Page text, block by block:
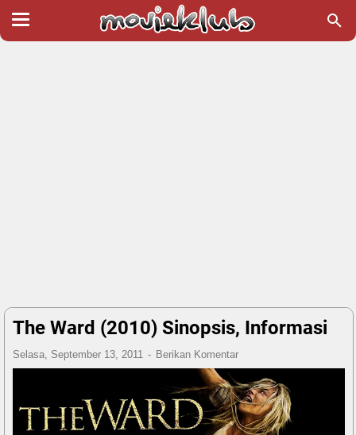
The Ward (2010) Sinopsis, Informasi
Selasa, September 13, 2011 Berikan Komentar